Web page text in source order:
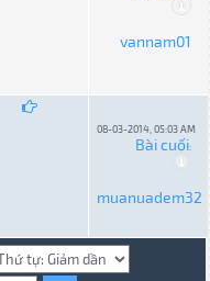
vannam01
08-03-2014, 05:03 AM
Bài cuối:
muanuadem32